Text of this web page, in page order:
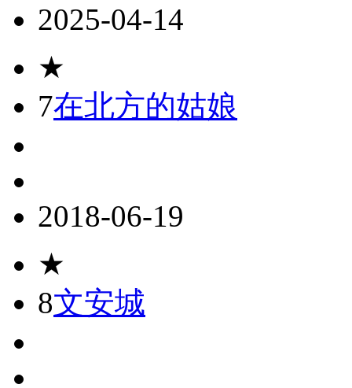
2025-04-14
★
7在北方的姑娘
2018-06-19
★
8文安城